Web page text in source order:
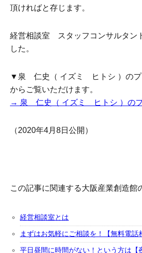
頂ければと存じます。
経営相談室 スタッフコンサルタ
した。
▼泉 仁史（ イズミ ヒトシ ）のプ
からご覧いただけます。
→ 泉 仁史（ イズミ ヒトシ ）の
（2020年4月8日公開）
この記事に関連する大阪産業創造館
経営相談室とは
まずはお気軽にご相談を！【無料電話
平日昼間に時間がない！という方は【